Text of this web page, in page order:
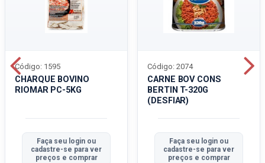
CHARQUE BOVINO
RIOMAR PC-5KG
Código: 1595
Faça seu login ou
cadastre-se para ver
preços e comprar
CARNE BOV CONS
BERTIN T-320G
(DESFIAR)
Código: 2074
Faça seu login ou
cadastre-se para ver
preços e comprar